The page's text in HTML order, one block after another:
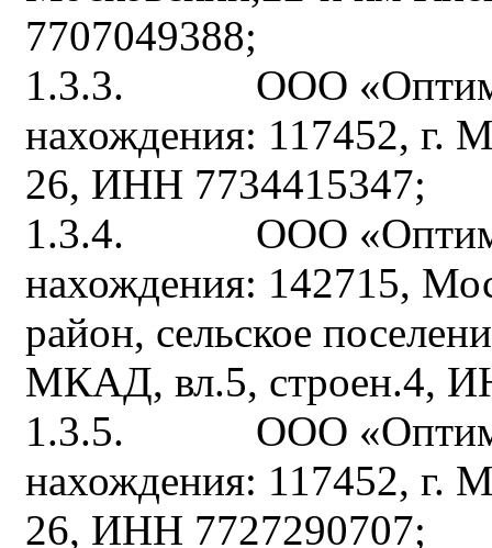
7707049388;
1.3.3. ООО «Оптимум
нахождения: 117452, г.
26, ИНН 7734415347;
1.3.4. ООО «Оптимум
нахождения: 142715,
район, сельское
МКАД, вл.5, строен.4,
1.3.5. ООО «Оптимум
нахождения: 117452, г.
26, ИНН 7727290707;